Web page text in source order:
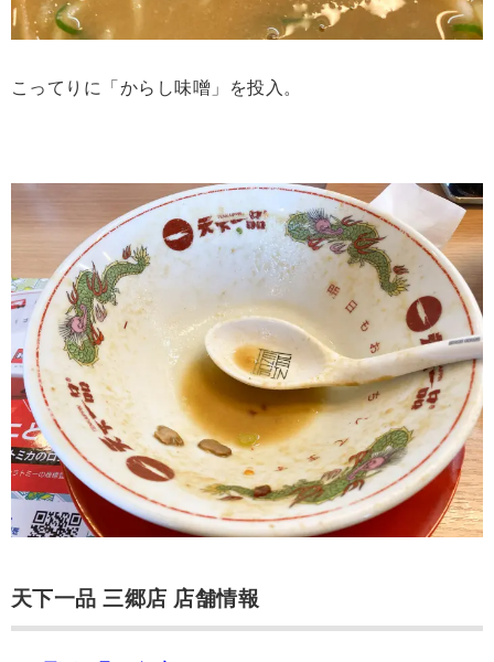
こってりに「からし味噌」を投入。
天下一品 三郷店 店舗情報